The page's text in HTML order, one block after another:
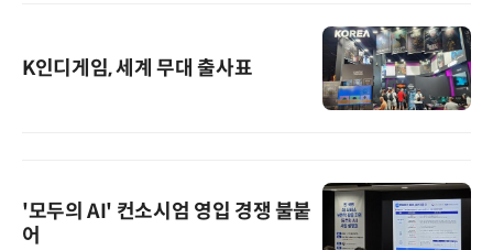
K인디게임, 세계 무대 출사표
'모두의 AI' 컨소시엄 영입 경쟁 불붙
어